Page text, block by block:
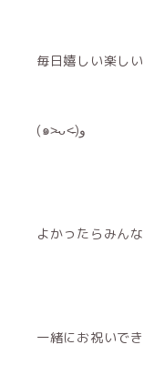
毎日嬉しい楽し
(๑˃̵ᴗ˂̵)و
よかったらみん
一緒にお祝いで